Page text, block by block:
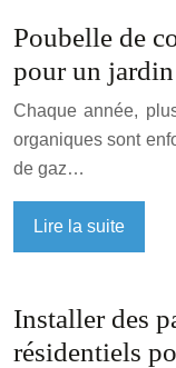
Poubelle de
pour un
Chaque année,
organiques sont
de gaz…
Lire la suite
Installer des
résidentiels